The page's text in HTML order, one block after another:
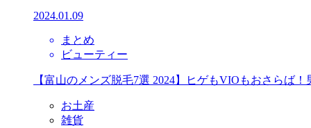
2024.01.09
まとめ
ビューティー
【富山のメンズ脱毛7選 2024】ヒゲもVIOもおさらば
お土産
雑貨